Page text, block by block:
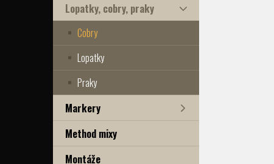
Lopatky, cobry, praky
Cobry
Lopatky
Praky
Markery
Method mixy
Montáže